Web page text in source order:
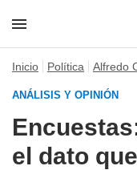
Inicio Política Alfredo
ANÁLISIS Y OPINIÓN
el dato